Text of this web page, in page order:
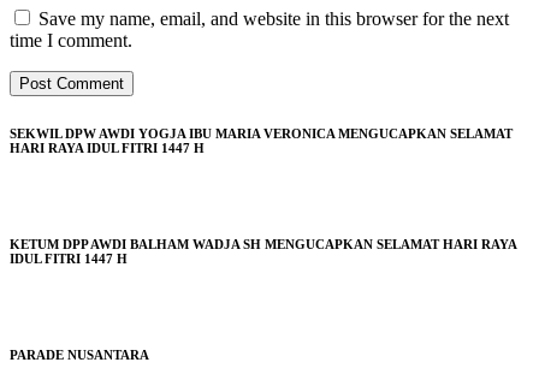
Save my name, email, and website in this browser for the next
time I comment.
SEKWIL DPW AWDI YOGJA IBU MARIA VERONICA MENGUCAPKAN SELAMAT
HARI RAYA IDUL FITRI 1447 H
KETUM DPP AWDI BALHAM WADJA SH MENGUCAPKAN SELAMAT HARI RAYA
IDUL FITRI 1447 H
PARADE NUSANTARA